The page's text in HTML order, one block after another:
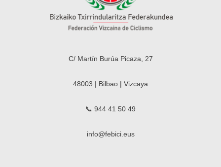
C/ Martín Burúa Picaza, 27
48003 | Bilbao | Vizcaya
📞 944 41 50 49
info@febici.eus